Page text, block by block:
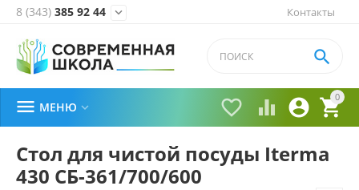
Контакты
8 (343) 385 92 44 
0


 

 МЕНЮ 
Стол для чистой посуды Iterma
430 СБ-361/700/600